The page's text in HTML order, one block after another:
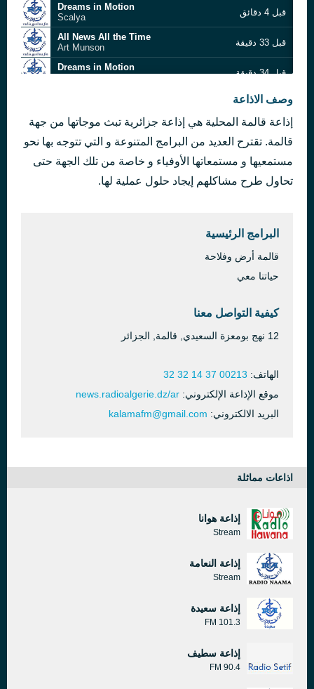
Dreams in Motion
Scalya
قبل 4 دقائق
All News All the Time
Art Munson
قبل 33 دقيقة
Dreams in Motion
قبل 34 دقيقة
قبل 55 دقيقة
All News All the Time
Art Munson
Sallou ya lala
Meryem Benallal
قبل ساعتين
The Rain Must Fall
وصف الاذاعة
إذاعة قالمة المحلية هي إذاعة جزائرية تبث موجاتها من جهة
قالمة. تقترح العديد من البرامج المتنوعة و التي تتوجه بها نحو
مستمعيها و مستمعاتها الأوفياء و خاصة من تلك الجهة حتى
تحاول طرح مشاكلهم إيجاد حلول عملية لها.
البرامج الرئيسية
قالمة أرض وفلاحة
حياتنا معي
كيفية التواصل معنا
12 نهج بومعزة السعيدي, قالمة, الجزائر
الهاتف: 00213 37 14 32 32
موقع الإذاعة الإلكتروني: news.radioalgerie.dz/ar
البريد الالكتروني: kalamafm@gmail.com
اذاعات مماثلة
إذاعة هوانا
Stream
إذاعة النعامة
Stream
إذاعة سعيدة
101.3 FM
إذاعة سطيف
90.4 FM